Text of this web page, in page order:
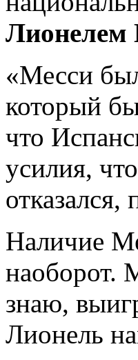
Лионелем
«Месси
который
что
усилия,
отказался,
Наличие
наоборот.
знаю,
Лионель